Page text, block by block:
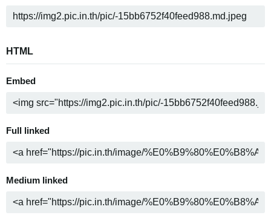
HTML
Embed
Full linked
Medium linked